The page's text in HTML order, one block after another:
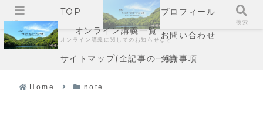
TOP
プロフィール
オンライン講義一覧
オンライン講義に関してのお知らせなどお問い合わせ
サイトマップ(全記事の一覧)免責事項
Home note
メニュー 検索